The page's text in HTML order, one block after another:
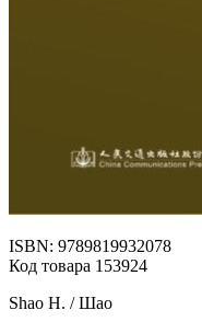
ISBN: 9789819932078
Код товара 153924
Shao H. / Шао